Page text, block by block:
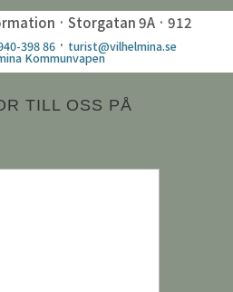
· Storgatan 9A · 912
398 86 · turist@vilhelmina.se
TILL OSS PÅ